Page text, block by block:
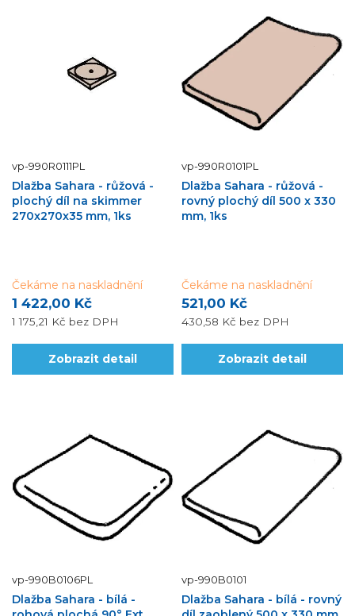
vp-990R0111PL
Dlažba Sahara - růžová -
plochý díl na skimmer
270x270x35 mm, 1ks
1 422,00 Kč
1 175,21 Kč bez DPH
Čekáme na naskladnění
Zobrazit detail
vp-990R0101PL
Dlažba Sahara - růžová -
rovný plochý díl 500 x 330
mm, 1ks
521,00 Kč
430,58 Kč bez DPH
Čekáme na naskladnění
Zobrazit detail
vp-990B0106PL
Dlažba Sahara - bílá -
vp-990B0101
Dlažba Sahara - bílá - rovný